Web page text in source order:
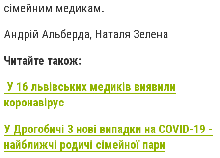
сімейним медикам.
Андрій Альберда, Наталя Зелена
Читайте також:
У 16 львівських медиків виявили
коронавірус
У Дрогобичі 3 нові випадки на COVID-19 -
найближчі родичі сімейної пари